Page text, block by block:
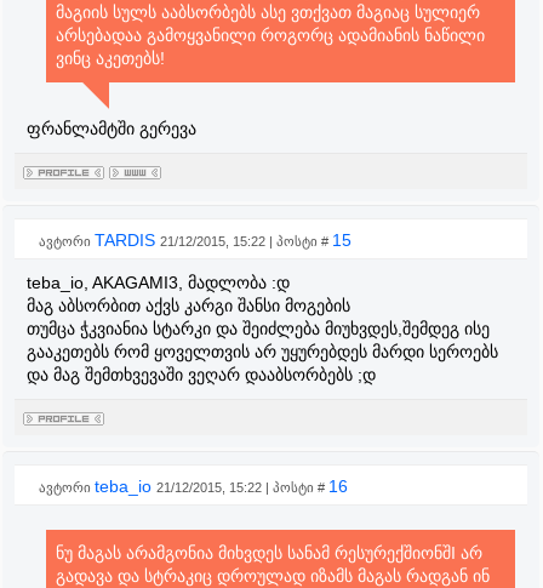
მაგიის სულს ააბსორბებს ასე ვთქვათ მაგიაც სულიერ
არსებადაა გამოყვანილი როგორც ადამიანის ნაწილი
ვინც აკეთებს!
ფრანლამტში გერევა
ავტორი TARDIS 21/12/2015, 15:22 | პოსტი # 15
teba_io, AKAGAMI3, მადლობა :დ
მაგ აბსორბით აქვს კარგი შანსი მოგების
თუმცა ჭკვიანია სტარკი და შეიძლება მიუხვდეს,შემდეგ ისე
გააკეთებს რომ ყოველთვის არ უყურებდეს მარდი სეროებს
და მაგ შემთხვევაში ვეღარ დააბსორბებს ;დ
ავტორი teba_io 21/12/2015, 15:22 | პოსტი # 16
ნუ მაგას არამგონია მიხვდეს სანამ რესურექშიონშI არ
გადავა და სტრაკიც დროულად იზამს მაგას რადგან ინ